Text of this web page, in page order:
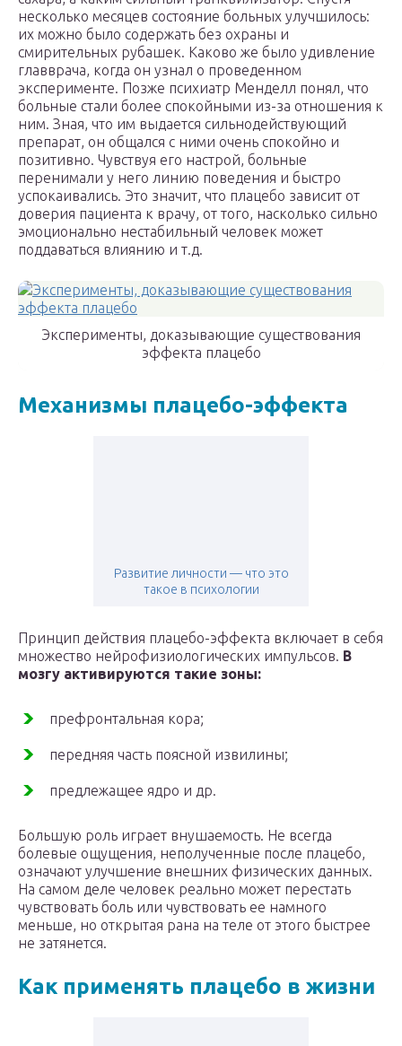
несколько месяцев состояние больных улучшилось:
их можно было содержать без охраны и
смирительных рубашек. Каково же было удивление
главврача, когда он узнал о проведенном
эксперименте. Позже психиатр Менделл понял, что
больные стали более спокойными из-за отношения к
ним. Зная, что им выдается сильнодействующий
препарат, он общался с ними очень спокойно и
позитивно. Чувствуя его настрой, больные
перенимали у него линию поведения и быстро
успокаивались. Это значит, что плацебо зависит от
доверия пациента к врачу, от того, насколько сильно
эмоционально нестабильный человек может
поддаваться влиянию и т.д.
Эксперименты, доказывающие существования
эффекта плацебо
Механизмы плацебо-эффекта
Развитие личности — что это
такое в психологии
Принцип действия плацебо-эффекта включает в себя
множество нейрофизиологических импульсов. В
мозгу активируются такие зоны:
префронтальная кора;
передняя часть поясной извилины;
предлежащее ядро и др.
Большую роль играет внушаемость. Не всегда
болевые ощущения, неполученные после плацебо,
означают улучшение внешних физических данных.
На самом деле человек реально может перестать
чувствовать боль или чувствовать ее намного
меньше, но открытая рана на теле от этого быстрее
не затянется.
Как применять плацебо в жизни